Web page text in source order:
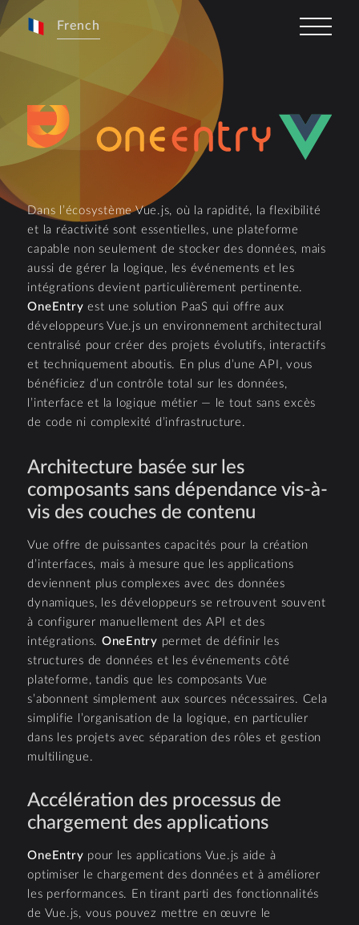
French
Dans l’écosystème Vue.js, où la rapidité, la flexibilité
et la réactivité sont essentielles, une plateforme
capable non seulement de stocker des données, mais
aussi de gérer la logique, les événements et les
intégrations devient particulièrement pertinente.
OneEntry est une solution PaaS qui offre aux
développeurs Vue.js un environnement architectural
centralisé pour créer des projets évolutifs, interactifs
et techniquement aboutis. En plus d’une API, vous
bénéficiez d’un contrôle total sur les données,
l’interface et la logique métier — le tout sans excès
de code ni complexité d’infrastructure.
Architecture basée sur les
composants sans dépendance vis-à-
vis des couches de contenu
Vue offre de puissantes capacités pour la création
d’interfaces, mais à mesure que les applications
deviennent plus complexes avec des données
dynamiques, les développeurs se retrouvent souvent
à configurer manuellement des API et des
intégrations. OneEntry permet de définir les
structures de données et les événements côté
plateforme, tandis que les composants Vue
s’abonnent simplement aux sources nécessaires. Cela
simplifie l’organisation de la logique, en particulier
dans les projets avec séparation des rôles et gestion
multilingue.
Accélération des processus de
chargement des applications
OneEntry pour les applications Vue.js aide à
optimiser le chargement des données et à améliorer
les performances. En tirant parti des fonctionnalités
de Vue.js, vous pouvez mettre en œuvre le